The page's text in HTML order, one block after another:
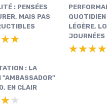
: PENSÉES
MAIS PAS
LÉGÈRE,
JOURNÉES
: LA
"AMBASSADOR"
EN CLAIR